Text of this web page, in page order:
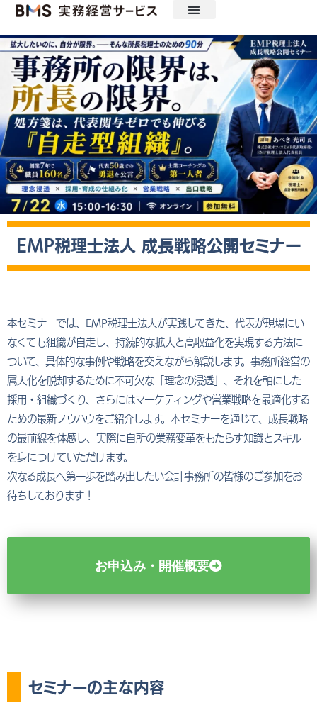
EMP税理士法人 成長戦略公開セミナー
本セミナーでは、EMP税理士法人が実践してきた、代表が現場にい
なくても組織が自走し、持続的な拡大と高収益化を実現する方法に
ついて、具体的な事例や戦略を交えながら解説します。事務所経営の
属人化を脱却するために不可欠な「理念の浸透」、それを軸にした
採用・組織づくり、さらにはマーケティングや営業戦略を最適化する
ための最新ノウハウをご紹介します。本セミナーを通じて、成長戦略
の最前線を体感し、実際に自所の業務変革をもたらす知識とスキル
を身につけていただけます。
次なる成長へ第一歩を踏み出したい会計事務所の皆様のご参加をお
待ちしております！
お申込み・開催概要
セミナーの主な内容